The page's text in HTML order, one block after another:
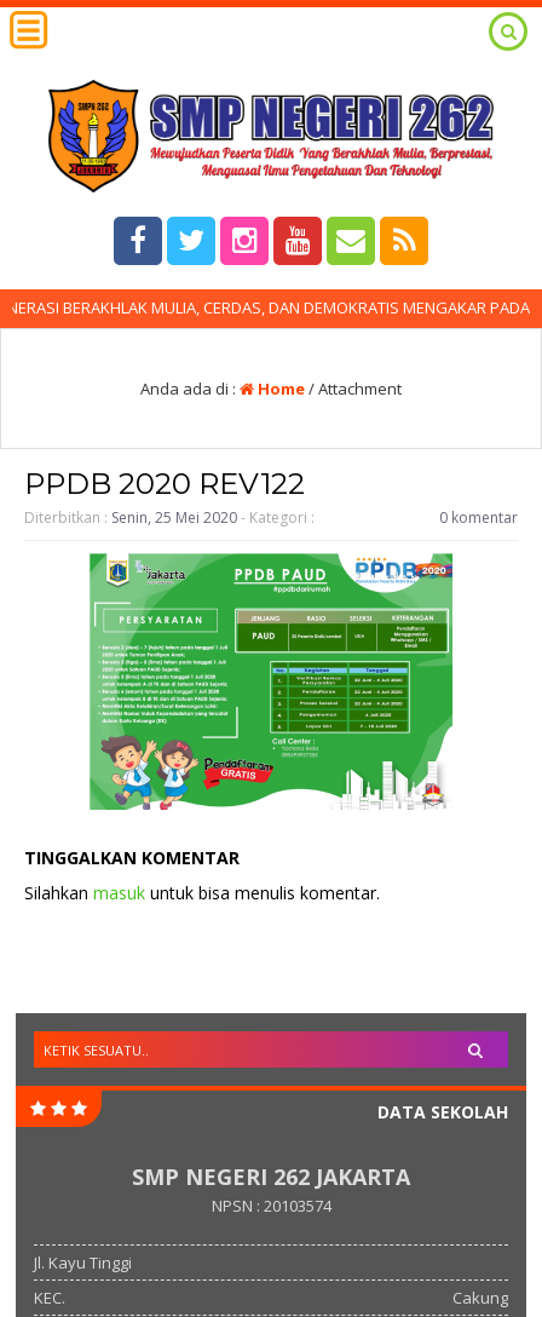
BERAKHLAK MULIA, CERDAS, DAN DEMOKRATIS MENGAKAR PADA
Anda ada di : Home/ Attachment
PPDB 2020 REV122
Diterbitkan : Senin, 25 Mei 2020- Kategori : 0 komentar
TINGGALKAN KOMENTAR
Silahkan masuk untuk bisa menulis komentar.
DATA SEKOLAH
SMP NEGERI 262 JAKARTA
NPSN : 20103574
Jl. Kayu Tinggi
KEC.
Cakung